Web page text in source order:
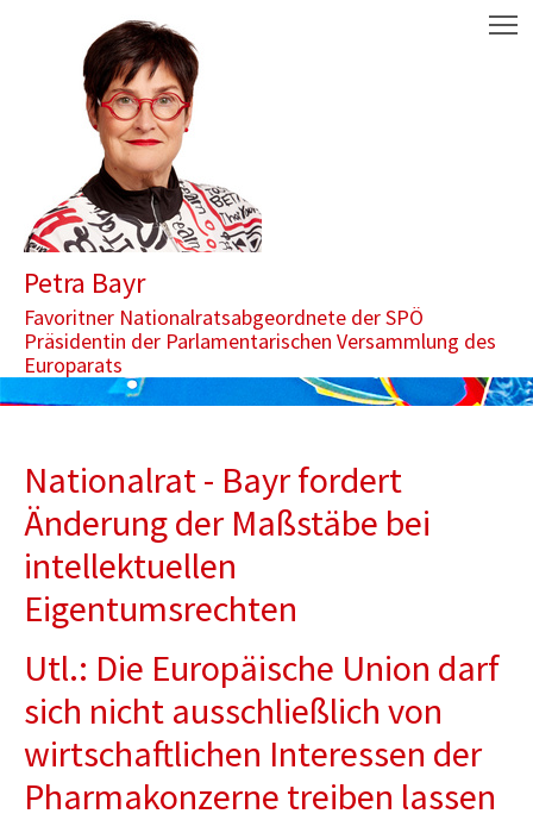
Aktuelle Seite: Nationalrat - Bayr fordert Änderung der
Petra Bayr
Favoritner Nationalratsabgeordnete der SPÖ
Präsidentin der Parlamentarischen Versammlung des
Europarats
Nationalrat - Bayr fordert
Änderung der Maßstäbe bei
intellektuellen
Eigentumsrechten
Utl.: Die Europäische Union darf
sich nicht ausschließlich von
wirtschaftlichen Interessen der
Pharmakonzerne treiben lassen